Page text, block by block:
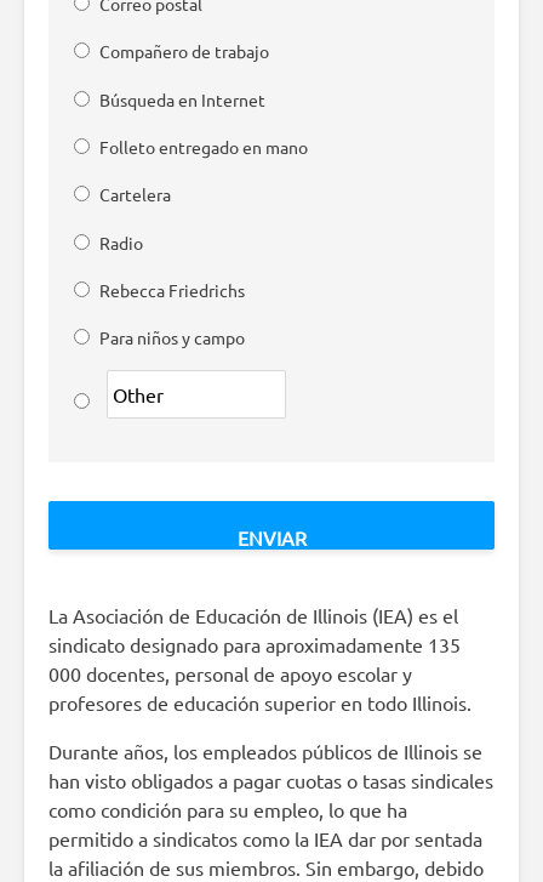
Compañero de trabajo
Búsqueda en Internet
Folleto entregado en mano
Cartelera
Radio
Rebecca Friedrichs
Para niños y campo
La Asociación de Educación de Illinois (IEA) es el
sindicato designado para aproximadamente 135
000 docentes, personal de apoyo escolar y
profesores de educación superior en todo Illinois.
Durante años, los empleados públicos de Illinois se
han visto obligados a pagar cuotas o tasas sindicales
como condición para su empleo, lo que ha
permitido a sindicatos como la IEA dar por sentada
la afiliación de sus miembros. Sin embargo, debido